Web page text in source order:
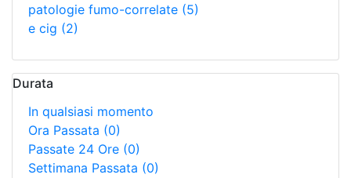
patologie fumo-correlate (5)
e cig (2)
Durata
In qualsiasi momento
Ora Passata (0)
Passate 24 Ore (0)
Settimana Passata (0)